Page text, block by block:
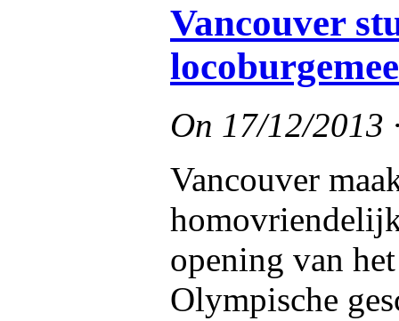
Vancouver
On 17/12/2013
Vancouver
opening van
Olympische